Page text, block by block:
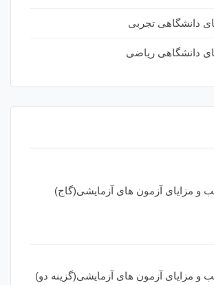
دانشگاهی تجربی
دانشگاهی ریاضی
و مزایای آزمون های آزمایشی(گاج)
و مزایای آزمون های آزمایشی(گزینه دو)